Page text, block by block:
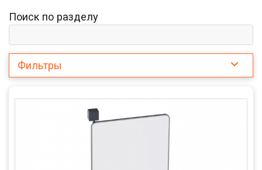
Поиск по разделу
Фильтры